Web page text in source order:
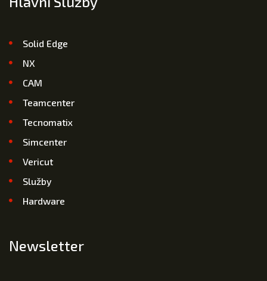
Solid Edge
NX
CAM
Teamcenter
Tecnomatix
Simcenter
Vericut
Služby
Hardware
Newsletter